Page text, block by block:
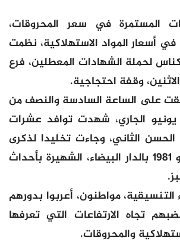
المستمرة في سعر المحروقات،
في أسعار المواد الاستهلاكية، نظمت
لحملة الشهادات المعطلين، فرع
وقفة احتجاجية.
على الساعة السادسة والنصف من
مساء الاثنين 20 يونيو الجاري، شهدت توافد عشرات
الحسن الثاني، وجاءت تخليدا لذكرى
انتفاضة 20 يونيو 1981 بالدار البيضاء، الشهيرة بأحداث
مواطنون، أعربوا بدورهم
تجاه الارتفاعات التي تعرفها
والمحروقات.